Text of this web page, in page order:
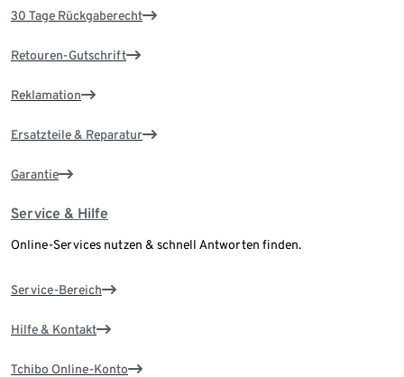
30 Tage Rückgaberecht
Retouren-Gutschrift
Reklamation
Ersatzteile & Reparatur
Garantie
Service & Hilfe
Online-Services nutzen & schnell Antworten finden.
Service-Bereich
Hilfe & Kontakt
Tchibo Online-Konto